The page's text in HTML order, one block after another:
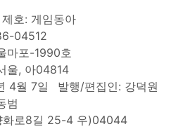
제호: 게임동아
04512
마포-1990호
울, 아04814
4월 7일
발행/편집인: 강덕원
범
화로8길 25-4 우)04044